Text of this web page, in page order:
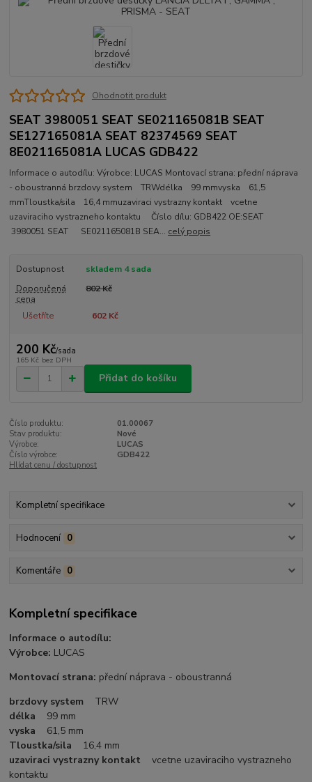
Ohodnotit produkt
SEAT 3980051 SEAT SE021165081B SEAT
SE127165081A SEAT 82374569 SEAT
8E021165081A LUCAS GDB422
Informace o autodílu: Výrobce: LUCAS Montovací strana: přední náprava
- oboustranná brzdovy system TRWdélka 99 mmvyska 61,5
mmTloustka/sila 16,4 mmuzaviraci vystrazny kontakt vcetne
uzaviraciho vystrazneho kontaktu Číslo dílu: GDB422 OE:SEAT
3980051 SEAT SE021165081B SEA... celý popis
Dostupnost
skladem 4 sada
Doporučená
cena
802 Kč
Ušetříte 602 Kč
200 Kč/sada
165 Kč bez DPH
Přidat do košíku
Číslo produktu:
01.00067
Stav produktu:
Nové
Výrobce:
LUCAS
Číslo výrobce:
GDB422
Hlídat cenu / dostupnost
Kompletní specifikace
Hodnocení 0
Komentáře 0
Kompletní specifikace
Informace o autodílu:
Výrobce: LUCAS
Montovací strana: přední náprava - oboustranná
brzdovy system TRW
délka 99 mm
vyska 61,5 mm
Tloustka/sila 16,4 mm
uzaviraci vystrazny kontakt
vcetne uzaviraciho vystrazneho
kontaktu